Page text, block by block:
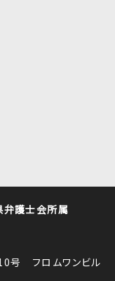
弁護士会所属
号 フロムワンビル